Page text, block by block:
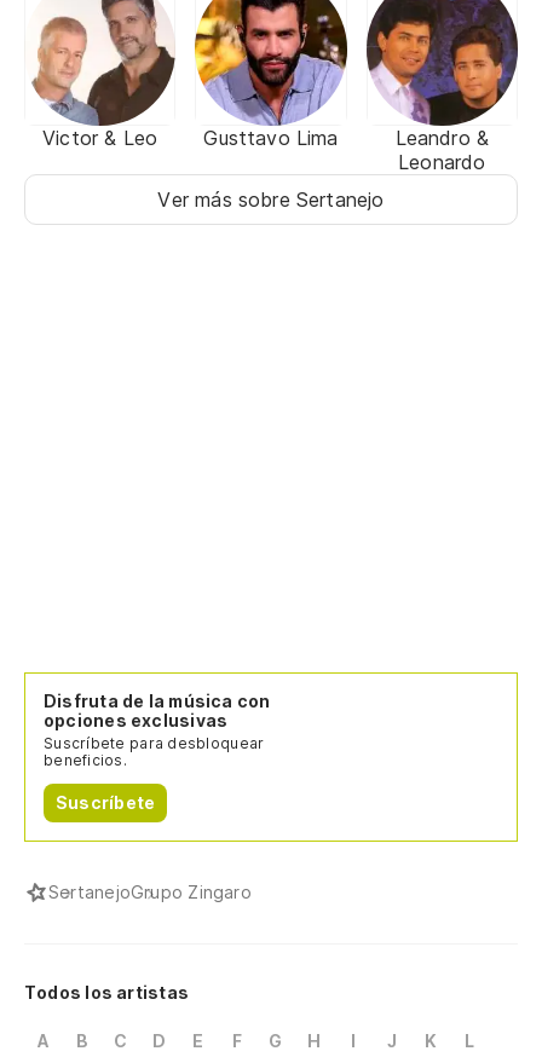
Victor & Leo Gusttavo Lima
Leandro &
Leonardo
Ver más sobre Sertanejo
Disfruta de la música con
opciones exclusivas
Suscríbete para desbloquear
beneficios.
Suscríbete
SertanejoGrupo Zingaro
Todos los artistas
A B C D E F G H I J K
L